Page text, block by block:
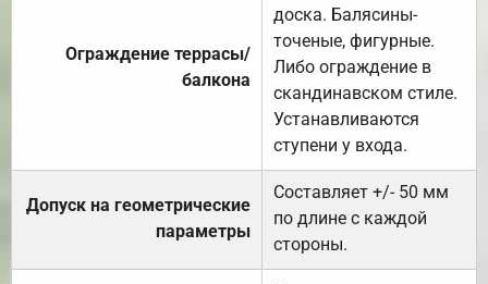
Ограждение террасы/
балкона
доска. Балясины-
точеные, фигурные.
Либо ограждение в
скандинавском стиле.
Устанавливаются
ступени у входа.
Допуск на геометрические
параметры
Составляет +/- 50 мм
по длине с каждой
стороны.